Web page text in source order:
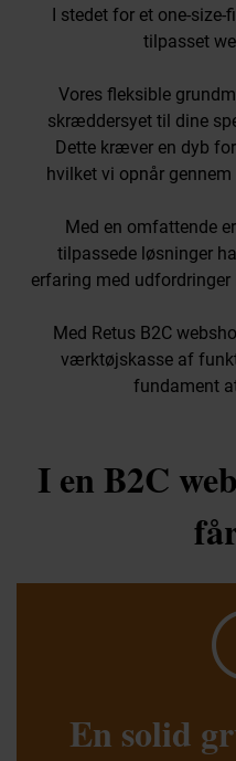
I stedet for et one-
tilpasset
Vores fleksible
skræddersyet til dine
Dette kræver en dyb
hvilket vi opnår
Med en omfattende
tilpassede løsninger
erfaring med udfordringer
Med Retus B2C
værktøjskasse af
fundament
I en B2C
En solid